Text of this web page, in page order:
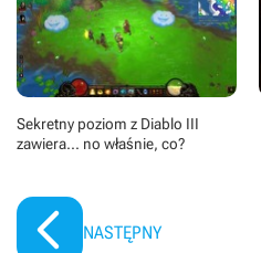
Sekretny poziom z Diablo III
zawiera... no właśnie, co?
NASTĘPNY